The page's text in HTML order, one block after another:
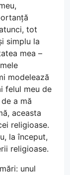
tot
simplu la
mea –
modelează
felul meu de
a mă
aceasta
religioase.
la început,
religioase.
unul